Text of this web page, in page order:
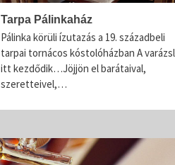
Tarpa Pálinkaház
Pálinka körüli ízutazás a 19. századbeli
tarpai tornácos kóstolóházban A
itt kezdődik…Jöjjön el barátaival,
szeretteivel,…